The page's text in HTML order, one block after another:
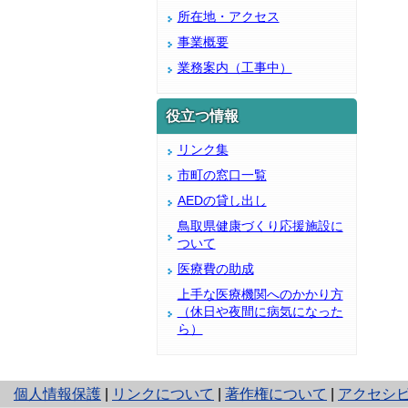
所在地・アクセス
事業概要
業務案内（工事中）
役立つ情報
リンク集
市町の窓口一覧
AEDの貸し出し
鳥取県健康づくり応援施設に
ついて
医療費の助成
上手な医療機関へのかかり方
（休日や夜間に病気になった
ら）
個人情報保護
と
リンクについて 著作権について アクセシ